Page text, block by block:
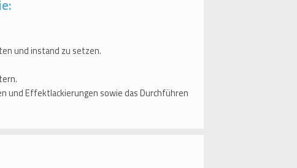
und instand zu setzen.
und Effektlackierungen sowie das Durchführen